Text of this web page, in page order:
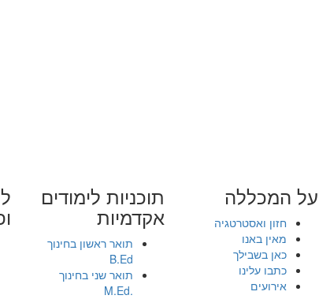
על המכללה
חזון ואסטרטגיה
מאין באנו
כאן בשבילך
כתבו עלינו
אירועים
תוכניות לימודים
אקדמיות
תואר ראשון בחינוך
B.Ed
תואר שני בחינוך
.M.Ed